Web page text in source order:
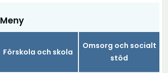
Meny
Förskola och skola
Omsorg och socialt
stöd